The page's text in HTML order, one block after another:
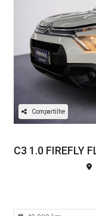
Compartilhe
C3 1.0 FIREFLY